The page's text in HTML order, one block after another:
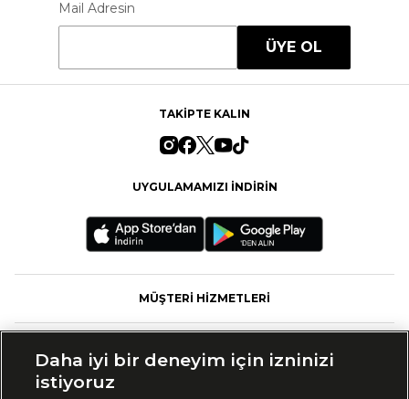
Mail Adresin
ÜYE OL
TAKİPTE KALIN
UYGULAMAMIZI İNDİRİN
MÜŞTERİ HİZMETLERİ
Daha iyi bir deneyim için izninizi
istiyoruz